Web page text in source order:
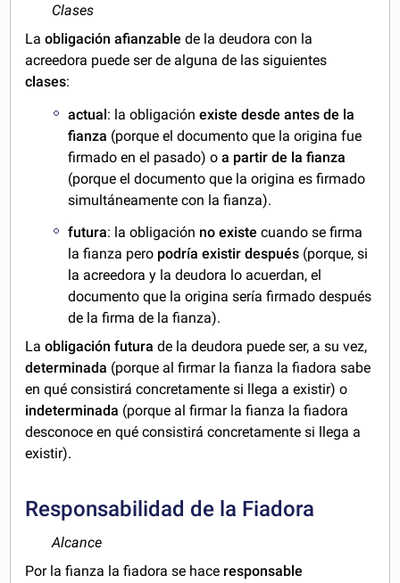
Clases
Laobligación afianzable de la deudora con la
acreedora puede ser de alguna de las siguientes
clases:
actual: la obligaciónexiste desde antes de la
fianza (porque el documento que la origina fue
firmado en el pasado) oa partir de la fianza
(porque el documento que la origina es firmado
simultáneamente con la fianza).
futura: la obligación no existe cuando se firma
la fianza pero podría existir después (porque, si
la acreedora y la deudora lo acuerdan, el
documento que la origina sería firmado después
de la firma de la fianza).
Laobligación futura de la deudora puede ser, a su vez,
determinada (porque al firmar la fianza la fiadora sabe
en qué consistirá concretamente si llega a existir) o
indeterminada (porque al firmar la fianza la fiadora
desconoce en qué consistirá concretamente si llega a
existir).
Responsabilidad de la Fiadora
Alcance
Por la fianza la fiadora se hace responsable